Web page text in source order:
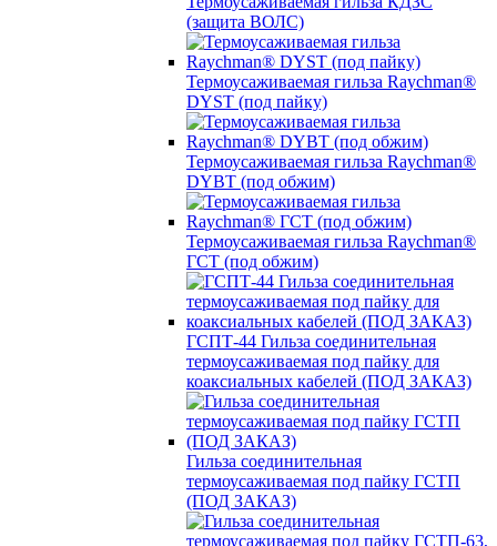
(защита ВОЛС)
Термоусаживаемая гильза Raychman®
DYST (под пайку)
Термоусаживаемая гильза Raychman®
DYBT (под обжим)
Термоусаживаемая гильза Raychman®
ГСТ (под обжим)
ГСПТ-44 Гильза соединительная
термоусаживаемая под пайку для
коаксиальных кабелей (ПОД ЗАКАЗ)
Гильза соединительная
термоусаживаемая под пайку ГСТП
(ПОД ЗАКАЗ)